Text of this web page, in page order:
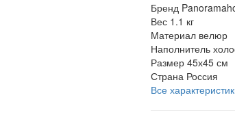
Бренд
Вес 1.1 кг
Материал велюр
Наполнитель
Размер 45х45 см
Страна Россия
Все